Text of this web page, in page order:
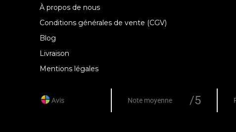
À propos de nous
Conditions générales de vente (CGV)
Blog
Livraison
Mentions légales